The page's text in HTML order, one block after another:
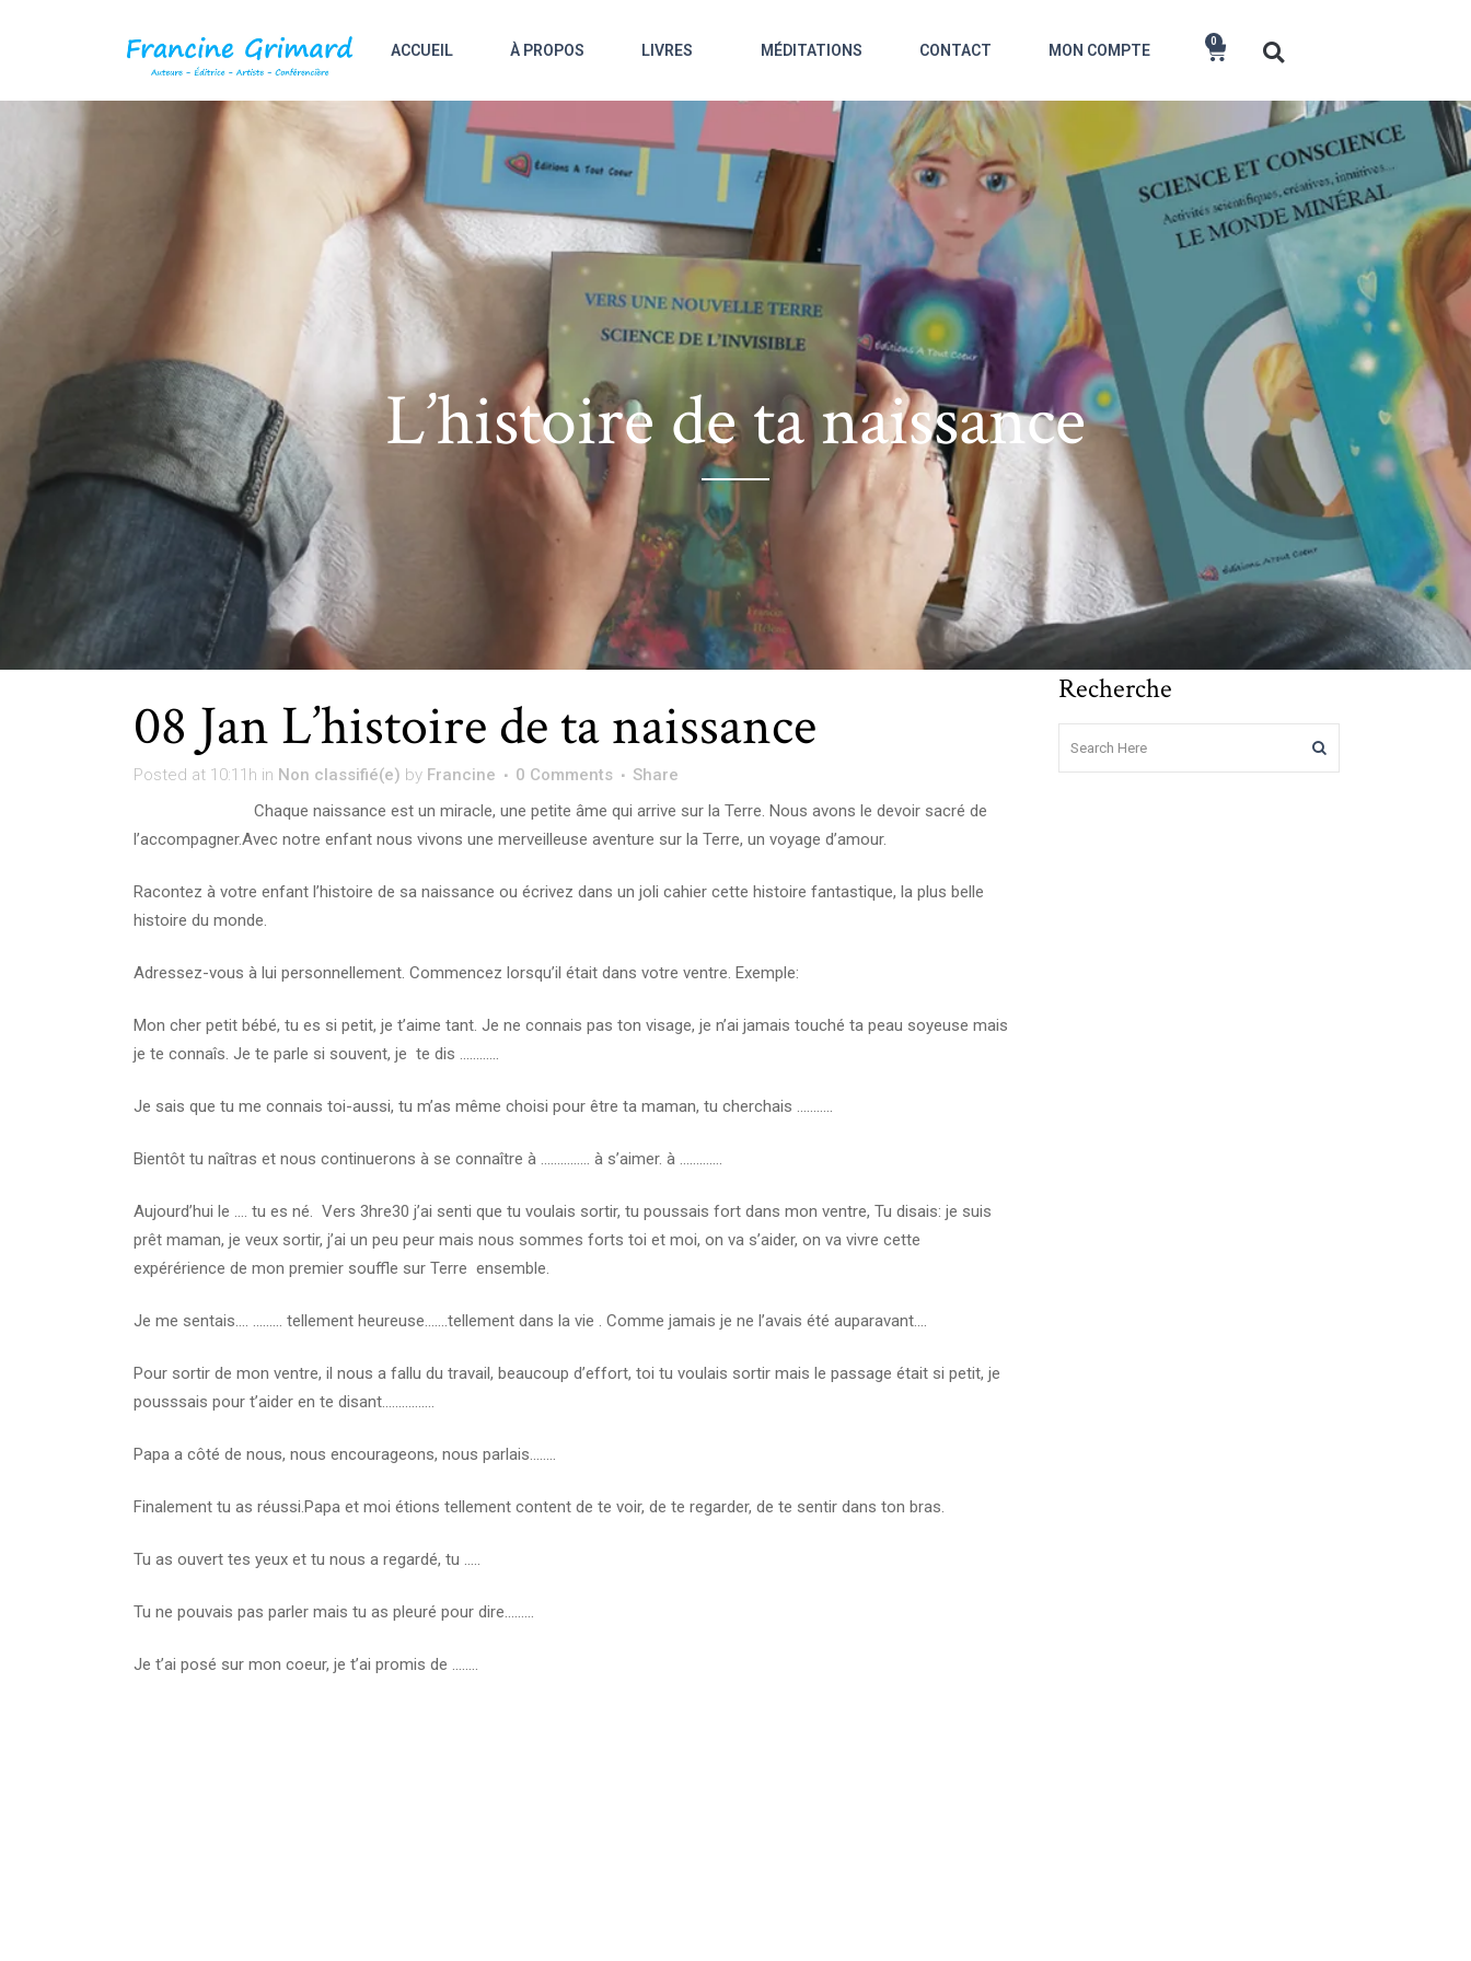
ACCUEIL À PROPOS LIVRES MÉDITATIONS CONTACT MON COMPTE
0
L’histoire de ta naissance
08 Jan L’histoire de ta naissance
Posted at 10:11h in Non classifié(e) by Francine 0 Comments
Share
Chaque naissance est un miracle, une petite âme qui arrive sur la Terre. Nous avons le devoir sacré de
l’accompagner.Avec notre enfant nous vivons une merveilleuse aventure sur la Terre, un voyage d’amour.
Racontez à votre enfant l’histoire de sa naissance ou écrivez dans un joli cahier cette histoire fantastique, la plus belle
histoire du monde.
Adressez-vous à lui personnellement. Commencez lorsqu’il était dans votre ventre. Exemple:
Mon cher petit bébé, tu es si petit, je t’aime tant. Je ne connais pas ton visage, je n’ai jamais touché ta peau soyeuse mais
je te connaîs. Je te parle si souvent, je te dis …………
Je sais que tu me connais toi-aussi, tu m’as même choisi pour être ta maman, tu cherchais ………..
Bientôt tu naîtras et nous continuerons à se connaître à …………… à s’aimer. à ………….
Aujourd’hui le …. tu es né. Vers 3hre30 j’ai senti que tu voulais sortir, tu poussais fort dans mon ventre, Tu disais: je suis
prêt maman, je veux sortir, j’ai un peu peur mais nous sommes forts toi et moi, on va s’aider, on va vivre cette
expérérience de mon premier souffle sur Terre ensemble.
Je me sentais…. ……… tellement heureuse…….tellement dans la vie . Comme jamais je ne l’avais été auparavant….
Pour sortir de mon ventre, il nous a fallu du travail, beaucoup d’effort, toi tu voulais sortir mais le passage était si petit, je
pousssais pour t’aider en te disant…………….
Papa a côté de nous, nous encourageons, nous parlais……..
Finalement tu as réussi.Papa et moi étions tellement content de te voir, de te regarder, de te sentir dans ton bras.
Tu as ouvert tes yeux et tu nous a regardé, tu …..
Tu ne pouvais pas parler mais tu as pleuré pour dire………
Je t’ai posé sur mon coeur, je t’ai promis de ……..
Recherche